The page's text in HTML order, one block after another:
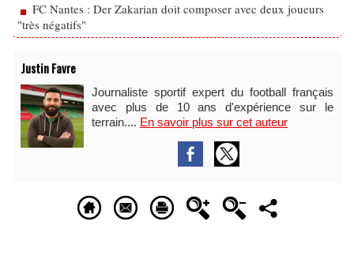
FC Nantes : Der Zakarian doit composer avec deux joueurs
"très négatifs"
Justin Favre
Journaliste sportif expert du football français
avec plus de 10 ans d'expérience sur le
terrain.... En savoir plus sur cet auteur